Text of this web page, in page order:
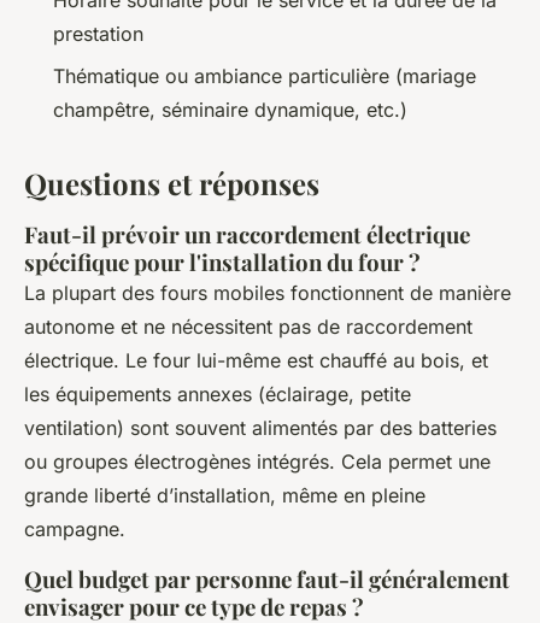
prestation
Thématique ou ambiance particulière (mariage
champêtre, séminaire dynamique, etc.)
Questions et réponses
Faut-il prévoir un raccordement électrique
spécifique pour l'installation du four ?
La plupart des fours mobiles fonctionnent de manière
autonome et ne nécessitent pas de raccordement
électrique. Le four lui-même est chauffé au bois, et
les équipements annexes (éclairage, petite
ventilation) sont souvent alimentés par des batteries
ou groupes électrogènes intégrés. Cela permet une
grande liberté d’installation, même en pleine
campagne.
Quel budget par personne faut-il généralement
envisager pour ce type de repas ?